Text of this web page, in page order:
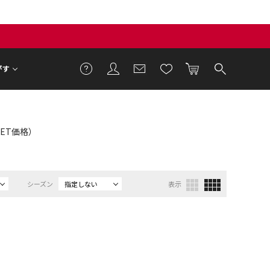
す
価格）
シーズン 指定しない 表示